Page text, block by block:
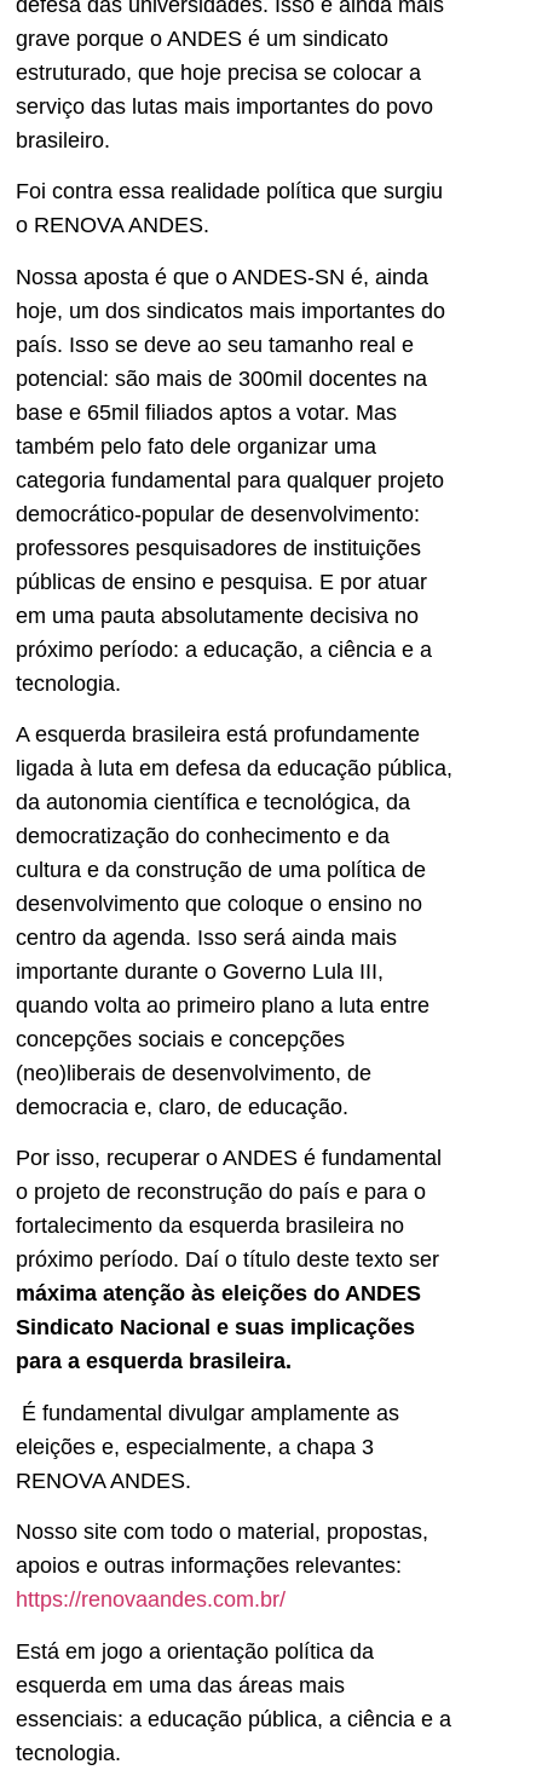
grave porque o ANDES é um sindicato
estruturado, que hoje precisa se colocar a
serviço das lutas mais importantes do povo
brasileiro.
Foi contra essa realidade política que surgiu
o RENOVA ANDES.
Nossa aposta é que o ANDES-SN é, ainda
hoje, um dos sindicatos mais importantes do
país. Isso se deve ao seu tamanho real e
potencial: são mais de 300mil docentes na
base e 65mil filiados aptos a votar. Mas
também pelo fato dele organizar uma
categoria fundamental para qualquer projeto
democrático-popular de desenvolvimento:
professores pesquisadores de instituições
públicas de ensino e pesquisa. E por atuar
em uma pauta absolutamente decisiva no
próximo período: a educação, a ciência e a
tecnologia.
A esquerda brasileira está profundamente
ligada à luta em defesa da educação pública,
da autonomia científica e tecnológica, da
democratização do conhecimento e da
cultura e da construção de uma política de
desenvolvimento que coloque o ensino no
centro da agenda. Isso será ainda mais
importante durante o Governo Lula III,
quando volta ao primeiro plano a luta entre
concepções sociais e concepções
(neo)liberais de desenvolvimento, de
democracia e, claro, de educação.
Por isso, recuperar o ANDES é fundamental
o projeto de reconstrução do país e para o
fortalecimento da esquerda brasileira no
próximo período. Daí o título deste texto ser
máxima atenção às eleições do ANDES
Sindicato Nacional e suas implicações
para a esquerda brasileira.
É fundamental divulgar amplamente as
eleições e, especialmente, a chapa 3
RENOVA ANDES.
Nosso site com todo o material, propostas,
apoios e outras informações relevantes:
https://renovaandes.com.br/
Está em jogo a orientação política da
esquerda em uma das áreas mais
essenciais: a educação pública, a ciência e a
tecnologia.